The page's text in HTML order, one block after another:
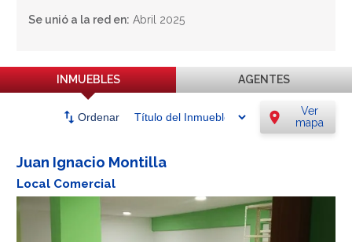
Se unió a la red en: Abril 2025
INMUEBLES AGENTES
swap_vert Ordenar location_on
Ver
mapa
Juan Ignacio Montilla
Local Comercial